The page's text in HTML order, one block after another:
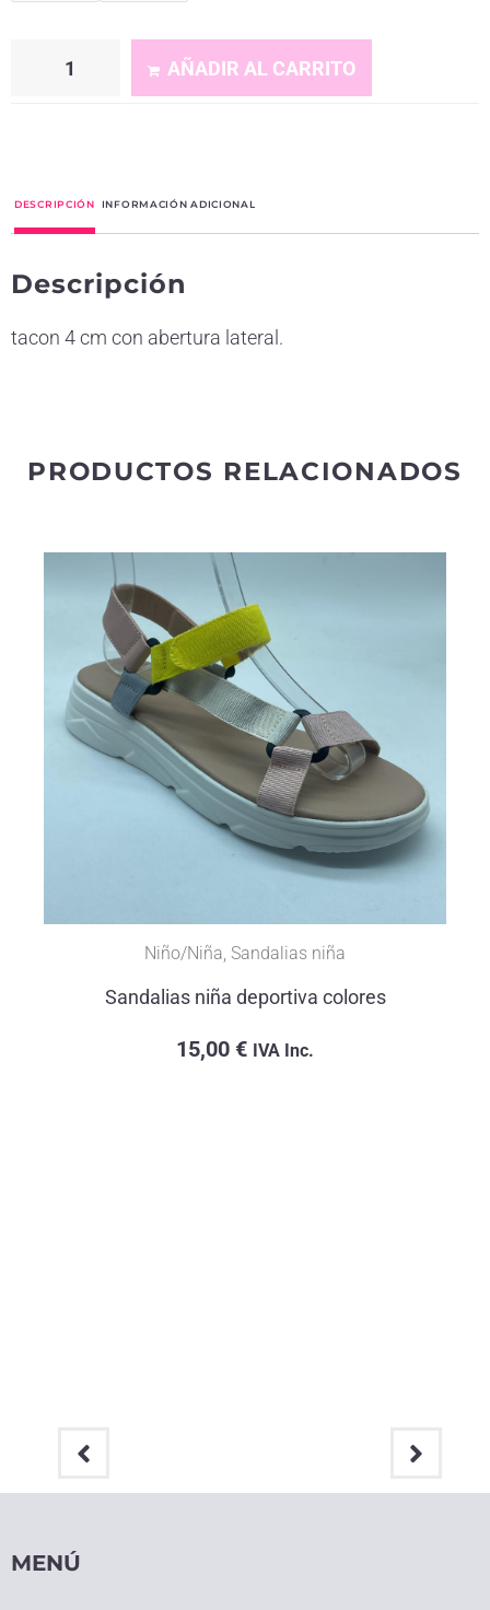
AÑADIR AL CARRITO
e
n
t
DESCRIPCIÓN INFORMACIÓN ADICIONAL
Descripción
tacon 4 cm con abertura lateral.
PRODUCTOS RELACIONADOS
Niño/Niña Sandalias niña
Sandalias niña deportiva colores
15,00 € IVA Inc.
MENÚ